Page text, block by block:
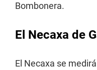
Bombonera.
El Necaxa de
El Necaxa se